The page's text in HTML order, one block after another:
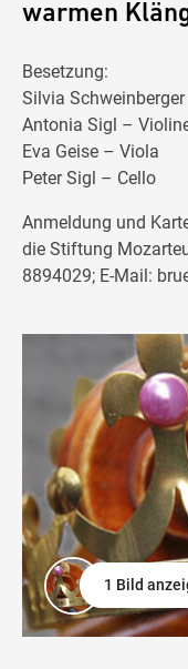
warmen
Besetzung:
Silvia
Antonia Sigl –
Eva Geise – Viola
Peter Sigl – Cello
Anmeldung und
die Stiftung
8894029; E-Mail:
1 Bild